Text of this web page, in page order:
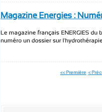
Magazine Energies :
Le magazine français ENERGIES
numéro un dossier sur
<< Première <